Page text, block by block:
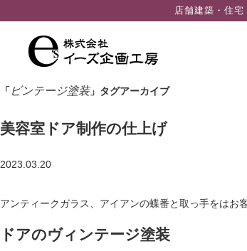
店舗建築・住
「 ビンテージ塗装」タグアーカイブ
美容室ドア制作の仕上げ
2023.03.20
アンティークガラス、アイアンの蝶番と取っ手をはお
ドアのヴィンテージ塗装